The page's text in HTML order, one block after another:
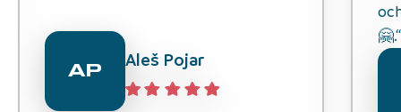
AP Aleš Pojar